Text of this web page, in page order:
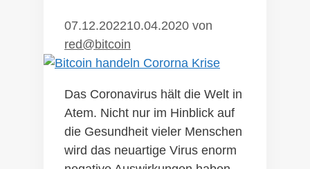
07.12.202210.04.2020 von
red@bitcoin
Das Coronavirus hält die Welt in
Atem. Nicht nur im Hinblick auf
die Gesundheit vieler Menschen
wird das neuartige Virus enorm